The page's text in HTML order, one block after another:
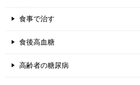
食事で治す
食後高血糖
高齢者の糖尿病